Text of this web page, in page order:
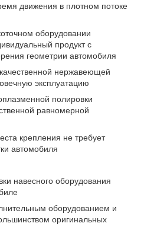
движения в плотном потоке
оборудовании
продукт с
геометрии автомобиля
нержавеющей
эксплуатацию
полировки
равномерной
крепления не требует
автомобиля
навесного оборудования
оборудованием и
оригинальных